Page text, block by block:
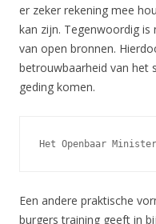
er zeker rekening mee
kan zijn. Tegenwoordig
van open bronnen.
betrouwbaarheid van het
geding komen.
Het Openbaar
Een andere praktische
burgers training geeft in